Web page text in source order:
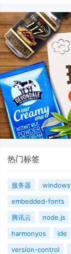
热门标签
服务器 windows
embedded-fonts
腾讯云
node.js
harmonyos
ide
version-control